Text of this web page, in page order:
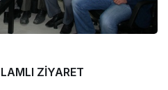
ZİYARET